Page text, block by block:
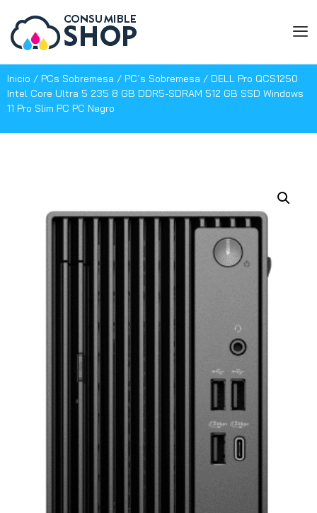
Inicio / PCs Sobremesa / PC´s Sobremesa / DELL Pro QCS1250
Intel Core Ultra 5 235 8 GB DDR5-SDRAM 512 GB SSD Windows
11 Pro Slim PC PC Negro